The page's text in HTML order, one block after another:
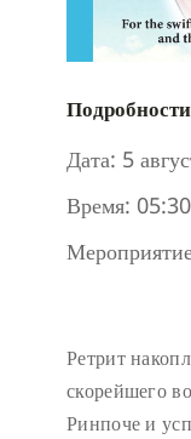
Подробности
Дата: 5
Время:
Ретрит
скорейшего
Ринпоче и